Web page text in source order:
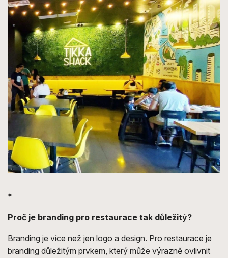
*
Proč je branding pro restaurace tak důležitý?
Branding je více než jen logo a design. Pro restaurace je
branding důležitým prvkem, který může výrazně ovlivnit